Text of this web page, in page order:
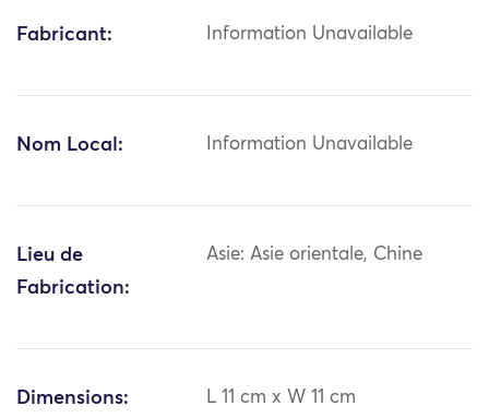
Fabricant: Information Unavailable
Nom Local: Information Unavailable
Lieu de
Fabrication:
Asie: Asie orientale, Chine
Dimensions: L 11 cm x W 11 cm